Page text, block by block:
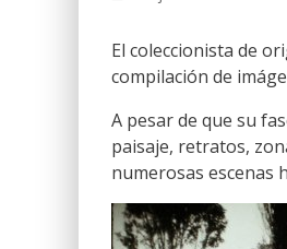
El coleccionista de
compilación de
A pesar de que su
paisaje, retratos,
numerosas escenas